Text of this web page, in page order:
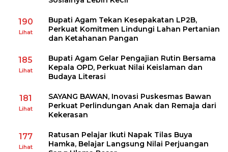
190
Lihat
Bupati Agam Tekan Kesepakatan LP2B,
Perkuat Komitmen Lindungi Lahan Pertanian
dan Ketahanan Pangan
185
Lihat
Bupati Agam Gelar Pengajian Rutin Bersama
Kepala OPD, Perkuat Nilai Keislaman dan
Budaya Literasi
181
Lihat
SAYANG BAWAN, Inovasi Puskesmas Bawan
Perkuat Perlindungan Anak dan Remaja dari
Kekerasan
177
Lihat
Ratusan Pelajar Ikuti Napak Tilas Buya
Hamka, Belajar Langsung Nilai Perjuangan